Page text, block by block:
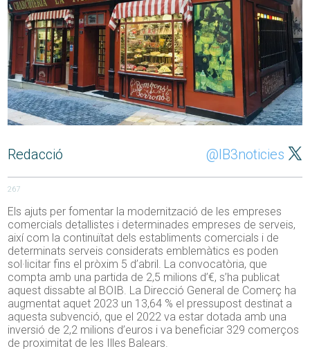
Redacció @IB3noticies
267
Els ajuts per fomentar la modernització de les empreses
comercials detallistes i determinades empreses de serveis,
així com la continuïtat dels establiments comercials i de
determinats serveis considerats emblemàtics es poden
sol·licitar fins el pròxim 5 d’abril. La convocatòria, que
compta amb una partida de 2,5 milions d’€, s’ha publicat
aquest dissabte al BOIB. La Direcció General de Comerç ha
augmentat aquet 2023 un 13,64 % el pressupost destinat a
aquesta subvenció, que el 2022 va estar dotada amb una
inversió de 2,2 milions d’euros i va beneficiar 329 comerços
de proximitat de les Illes Balears.